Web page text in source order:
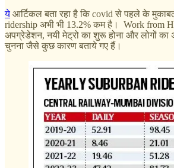
ये आर्टिकल बता रहा है कि covid से पहले के
ridership अभी भी 13.2% कम है। Work from
अपग्रेडेशन, नयी मेट्रो का शुरू होना और लोगों का
चुनना जैसे कुछ कारण बताये गए हैं।